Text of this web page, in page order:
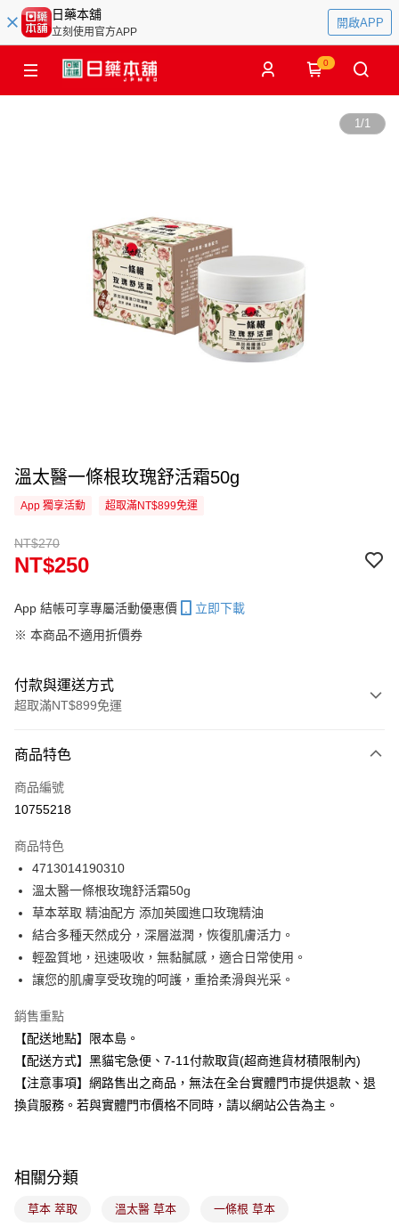
日藥本舖
立刻使用官方APP
開啟APP
0
1/1
溫太醫一條根玫瑰舒活霜50g
App 獨享活動 超取滿NT$899免運
NT$270
NT$250
App 結帳可享專屬活動優惠價
立即下載
※ 本商品不適用折價券
付款與運送方式
超取滿NT$899免運
信用卡一次付款
信用卡分期付款
合作金庫商業銀行
華南商業銀行
上海商業儲蓄銀行
國泰世華商業銀行
兆豐國際商業銀行
臺灣中小企業銀行
台中商業銀行
匯豐（台灣）商業銀行
華泰商業銀行
聯邦商業銀行
遠東國際商業銀行
元大商業銀行
永豐商業銀行
台新國際商業銀行
台灣樂天信用卡公司
LINE Pay
Apple Pay
街口支付
Google Pay
全盈+PAY
大哥付你分期
相關說明
流程，驗證手機門號後，選擇欲分期的期數、繳款截止日，確認付款後即完
3.實際核准額度、可分期數及費用金額請依後續交易確認頁面所載為準。
運送方式
全家取貨付款
商品特色
商品編號
10755218
商品特色
4713014190310
溫太醫一條根玫瑰舒活霜50g
草本萃取 精油配方 添加英國進口玫瑰精油
結合多種天然成分，深層滋潤，恢復肌膚活力。
輕盈質地，迅速吸收，無黏膩感，適合日常使用。
讓您的肌膚享受玫瑰的呵護，重拾柔滑與光采。
銷售重點
【配送地點】限本島。
【配送方式】黑貓宅急便、7-11付款取貨(超商進貨材積限制內)
【注意事項】網路售出之商品，無法在全台實體門市提供退款、退
換貨服務。若與實體門市價格不同時，請以網站公告為主。
相關分類
草本 萃取 溫太醫 草本 一條根 草本